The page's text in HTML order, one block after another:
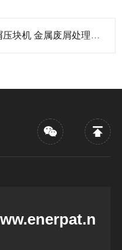
机 金属废屑处理设备